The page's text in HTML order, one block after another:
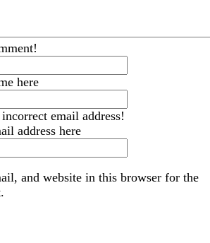
here
email address!
address here
and website in this browser for the